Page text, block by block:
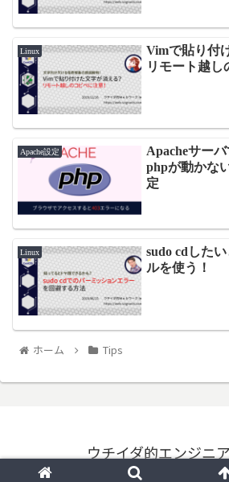
Linux
Vimで貼り付
リモート越し
Apache設定
Apacheサー
phpが動かな
定
Linux
sudo cdした
ルを使う！
ホーム Tips
ウチイダ的エンジニ
© 2019 ウチイダ的エンジニ